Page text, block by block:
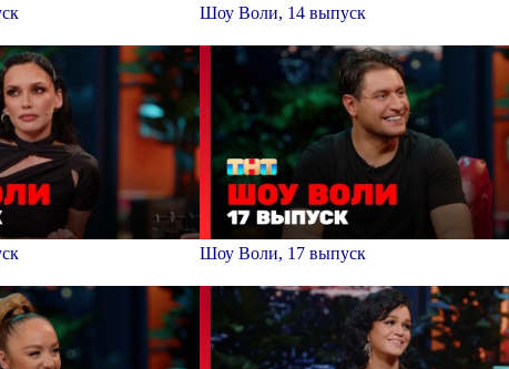
Шоу Воли, 14 выпуск
Шоу Воли, 17 выпуск